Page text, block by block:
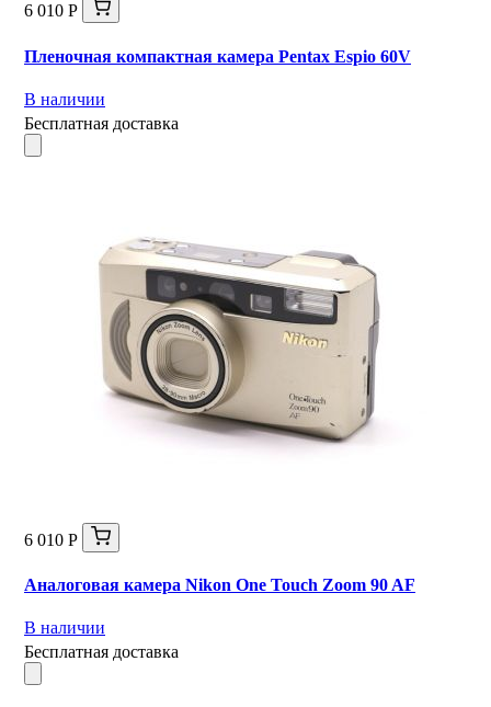
6 010 Р
Пленочная компактная камера Pentax Espio 60V
В наличии
Бесплатная доставка
6 010 Р
Аналоговая камера Nikon One Touch Zoom 90 AF
В наличии
Бесплатная доставка